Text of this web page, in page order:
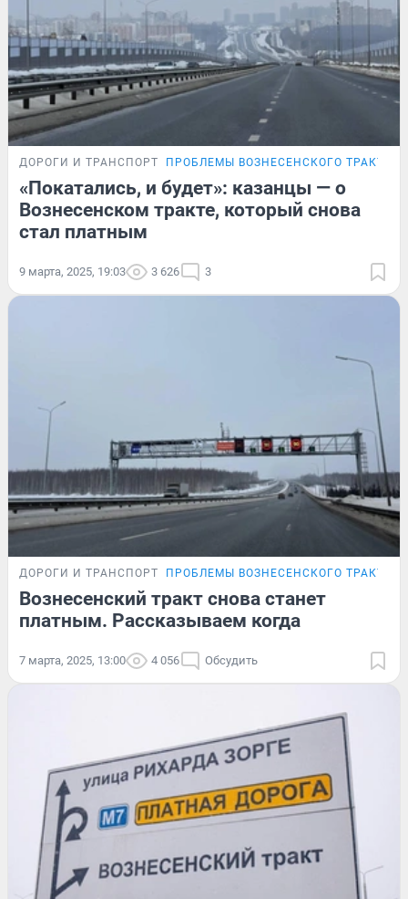
ДОРОГИ И ТРАНСПОРТ ПРОБЛЕМЫ ВОЗНЕСЕНСКОГО ТРАКТА
«Покатались, и будет»: казанцы — о
Вознесенском тракте, который снова
стал платным
9 марта, 2025, 19:03 3 626 3
ДОРОГИ И ТРАНСПОРТ ПРОБЛЕМЫ ВОЗНЕСЕНСКОГО ТРАКТА
Вознесенский тракт снова станет
платным. Рассказываем когда
7 марта, 2025, 13:00 4 056 Обсудить